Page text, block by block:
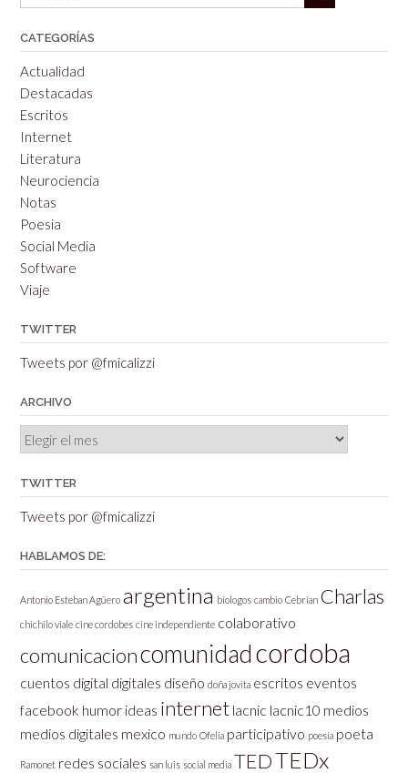
CATEGORÍAS
Actualidad
Destacadas
Escritos
Internet
Literatura
Neurociencia
Notas
Poesia
Social Media
Software
Viaje
TWITTER
Tweets por @fmicalizzi
ARCHIVO
Archivo
TWITTER
Tweets por @fmicalizzi
HABLAMOS DE:
Antonio Esteban Agüero argentina biologos cambio Cebrian Charlas
chichilo viale cine cordobes cine independiente colaborativo
comunicacioncomunidadcordoba
cuentos digital digitales diseño doña jovita escritos eventos
facebook humor ideas internet lacnic lacnic10 medios
medios digitales mexico mundo Ofelia participativo poesía poeta
Ramonet redes sociales san luis social media TEDTEDx